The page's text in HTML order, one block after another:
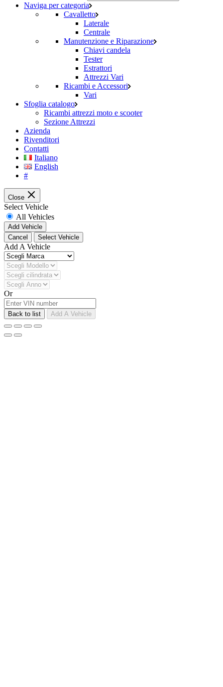
Naviga per categoria
Cavalletto
Laterale
Centrale
Manutenzione e Riparazione
Chiavi candela
Tester
Estrattori
Attrezzi Vari
Ricambi e Accessori
Vari
Sfoglia catalogo
Ricambi attrezzi moto e scooter
Sezione Attrezzi
Azienda
Rivenditori
Contatti
Italiano
English
#
Close
Select Vehicle
All Vehicles
Add Vehicle
Cancel
Select Vehicle
Add A Vehicle
Or
Back to list Add A Vehicle